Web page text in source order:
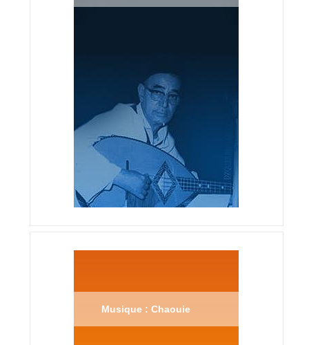
Musique : Chaouie